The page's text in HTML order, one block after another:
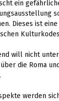
ein
Dieses ist
will nicht
die Roma
werden